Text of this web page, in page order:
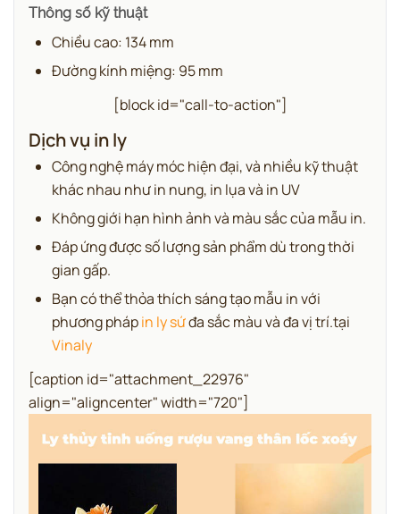
Thông số kỹ thuật
Chiều cao: 134 mm
Đường kính miệng: 95 mm
[block id="call-to-action"]
Dịch vụ in ly
Công nghệ máy móc hiện đại, và nhiều kỹ thuật
khác nhau như in nung, in lụa và in UV
Không giới hạn hình ảnh và màu sắc của mẫu in.
Đáp ứng được số lượng sản phẩm dù trong thời
gian gấp.
Bạn có thể thỏa thích sáng tạo mẫu in với
phương phápin ly sứđa sắc màu và đa vị trí.tại
Vinaly
[caption id="attachment_22976"
align="aligncenter" width="720"]